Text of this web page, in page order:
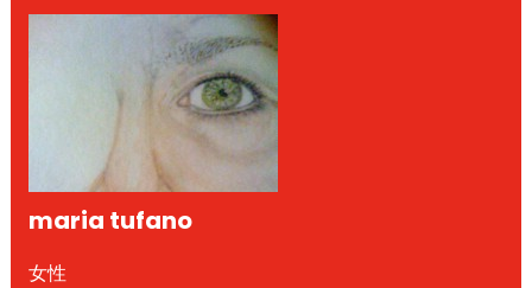
maria tufano
女性